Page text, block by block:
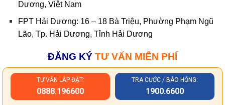
Dương, Việt Nam
FPT Hải Dương: 16 – 18 Bà Triệu, Phường Phạm Ngũ
Lão, Tp. Hải Dương, Tỉnh Hải Dương
ĐĂNG KÝ TƯ VẤN MIỄN PHÍ
TƯ VẤN LẮP ĐẶT:
0888.196600
TRA CƯỚC / BÁO HỎNG:
1900.6600